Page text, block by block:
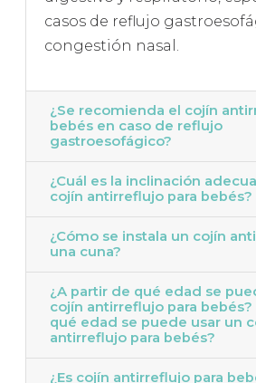
casos de reflujo
congestión nasal.
¿Se recomienda el cojín
bebés en caso de reflujo
gastroesofágico?
¿Cuál es la inclinación
cojín antirreflujo para bebés?
¿Cómo se instala un cojín
una cuna?
¿A partir de qué edad se
cojín antirreflujo para bebés?
qué edad se puede usar un
antirreflujo para bebés?
¿Es cojín antirreflujo para